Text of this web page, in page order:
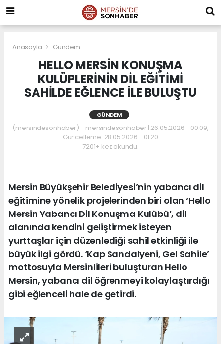
Anasayfa Gündem
HELLO MERSİN KONUŞMA
KULÜPLERİNİN DİL EĞİTİMİ
SAHİLDE EĞLENCE İLE BULUŞTU
GÜNDEM
(mersindesonhaber) - mersindesonhaber | 26.05.2026 - 00:09,
Güncelleme: 28.05.2026 - 01:20
7201+ kez okundu.
Mersin Büyükşehir Belediyesi’nin yabancı dil
eğitimine yönelik projelerinden biri olan ‘Hello
Mersin Yabancı Dil Konuşma Kulübü’, dil
alanında kendini geliştirmek isteyen
yurttaşlar için düzenlediği sahil etkinliği ile
büyük ilgi gördü. ‘Kap Sandalyeni, Gel Sahile’
mottosuyla Mersinlileri buluşturan Hello
Mersin, yabancı dil öğrenmeyi kolaylaştırdığı
gibi eğlenceli hale de getirdi.